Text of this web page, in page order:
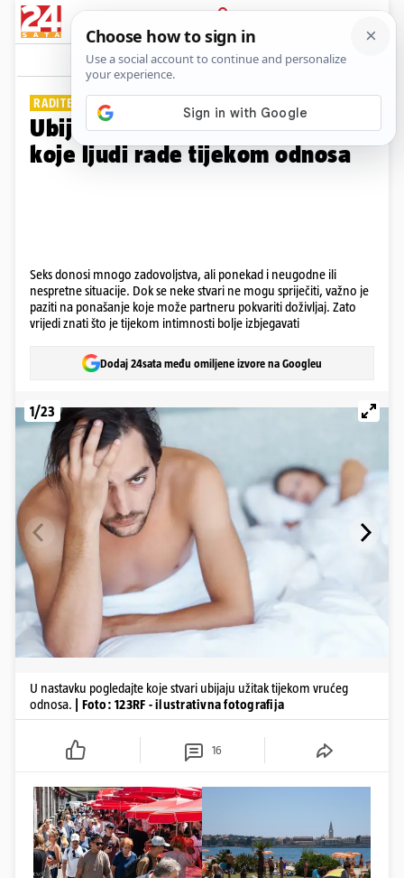
PRIJAVA
Galerija Komentari
RADITE LI IH I VI?
Ubijaju strast: 20 užasnih stvari
koje ljudi rade tijekom odnosa
Seks donosi mnogo zadovoljstva, ali ponekad i neugodne ili
nespretne situacije. Dok se neke stvari ne mogu spriječiti, važno je
paziti na ponašanje koje može partneru pokvariti doživljaj. Zato
vrijedi znati što je tijekom intimnosti bolje izbjegavati
Dodaj 24sata među omiljene izvore na Googleu
1/23
U nastavku pogledajte koje stvari ubijaju užitak tijekom vrućeg
odnosa.
| Foto: 123RF - ilustrativna fotografija
16